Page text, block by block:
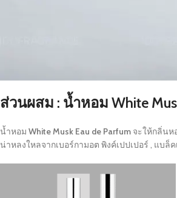
ส่วนผสม : น้ำหอม White
น้ำหอม White Musk Eau de Parfum จะให้กลิ่น
น่าหลงใหลจากเบอร์กามอต พิงค์เปปเปอร์ , แบล็